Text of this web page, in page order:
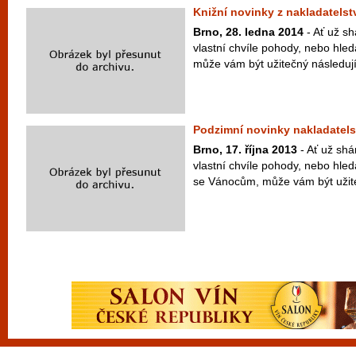
Knižní novinky z
Brno, 28. ledna 2014 - Ať už
vlastní chvíle pohody, nebo
může vám být užitečný
Podzimní novinky
Brno, 17. října 2013 - Ať už
vlastní chvíle pohody, nebo
se Vánocům, může vám být